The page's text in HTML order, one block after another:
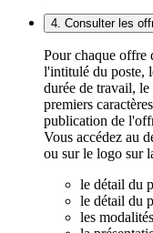
4. Consulter les
Pour chaque offre
l'intitulé du poste,
durée de travail,
premiers
publication de
Vous accédez au
ou sur le logo sur
le détail du
le détail du
les